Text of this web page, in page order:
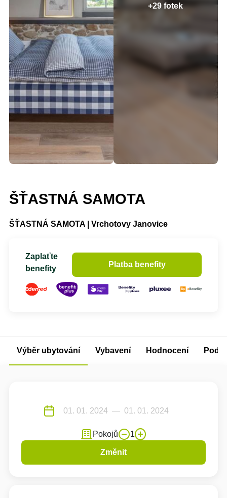
+29 fotek
ŠŤASTNÁ SAMOTA
ŠŤASTNÁ SAMOTA | Vrchotovy Janovice
Zaplaťte
benefity
Platba benefity
Výběr ubytování Vybavení Hodnocení
Pokojů 1
Změnit